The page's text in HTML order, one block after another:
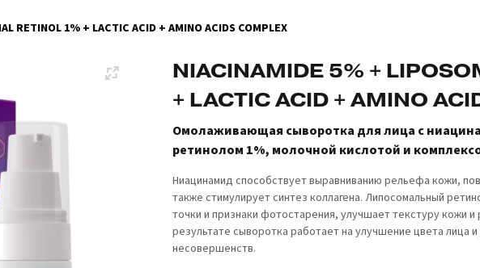
RETINOL 1% + LACTIC ACID + AMINO ACIDS COMPLEX
NIACINAMIDE 5% +
+ LACTIC ACID + AMINO
Омолаживающая сыворотка для лица с
ретинолом 1%, молочной кислотой и
Ниацинамид способствует выравниванию рельефа кожи,
также стимулирует синтез коллагена. Липосомальный
точки и признаки фотостарения, улучшает текстуру кожи
результате сыворотка работает на улучшение цвета лица
несовершенств.